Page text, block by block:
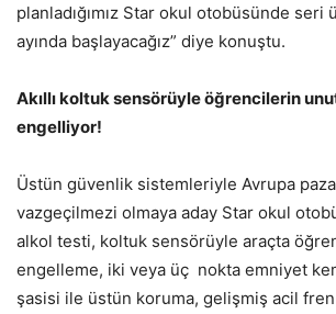
planladığımız Star okul otobüsünde seri
ayında başlayacağız” diye konuştu.
Akıllı koltuk sensörüyle öğrencilerin
engelliyor!
Üstün güvenlik sistemleriyle Avrupa
vazgeçilmezi olmaya aday Star okul
alkol testi, koltuk sensörüyle araçta
engelleme, iki veya üç nokta emniyet
şasisi ile üstün koruma, gelişmiş acil